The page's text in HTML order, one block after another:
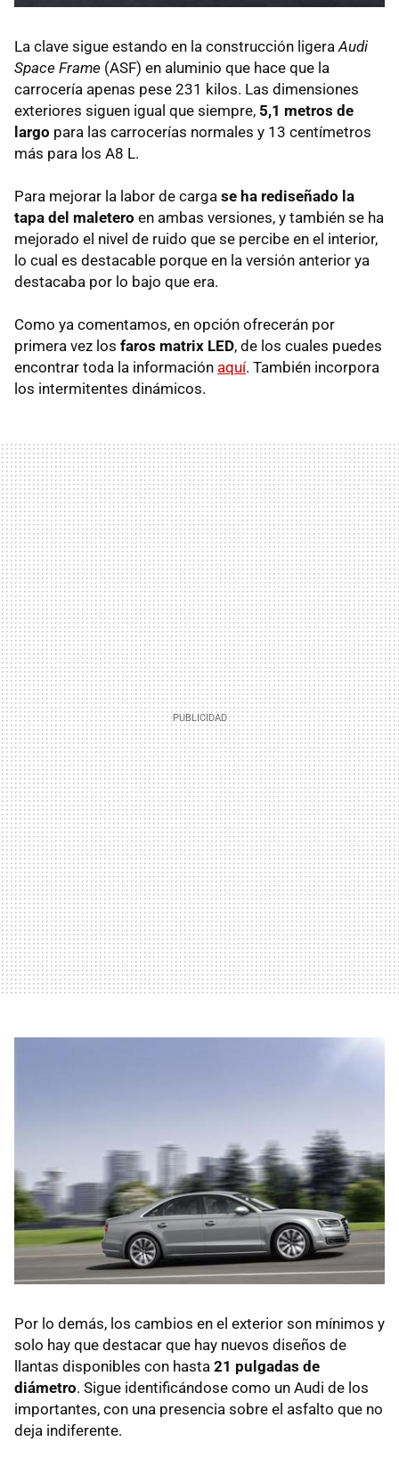
La clave sigue estando en la construcción ligera Audi
Space Frame (ASF) en aluminio que hace que la
carrocería apenas pese 231 kilos. Las dimensiones
exteriores siguen igual que siempre, 5,1 metros de
largo para las carrocerías normales y 13 centímetros
más para los A8 L.
Para mejorar la labor de carga se ha rediseñado la
tapa del maletero en ambas versiones, y también se ha
mejorado el nivel de ruido que se percibe en el interior,
lo cual es destacable porque en la versión anterior ya
destacaba por lo bajo que era.
Como ya comentamos, en opción ofrecerán por
primera vez los faros matrix LED, de los cuales puedes
encontrar toda la información aquí. También incorpora
los intermitentes dinámicos.
Por lo demás, los cambios en el exterior son mínimos y
solo hay que destacar que hay nuevos diseños de
llantas disponibles con hasta 21 pulgadas de
diámetro. Sigue identificándose como un Audi de los
importantes, con una presencia sobre el asfalto que no
deja indiferente.